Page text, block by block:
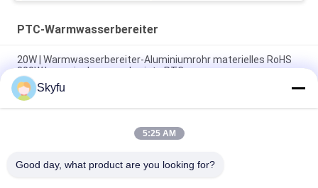
PTC-Warmwasserbereiter
20W | Warmwasserbereiter-Aluminiumrohr materielles RoHS
800W keramisches genehmigte PTC
Sofortiger Ptc-Warmwasserbereiter, elektronisches
Bauelement 20-800w Ptc-Heizung für Fuß-Wanne
sofortige Wasser 20-2000w ptc-Elementaluminiumheizung
Skyfu
5:25 AM
Good day, what product are you looking for?